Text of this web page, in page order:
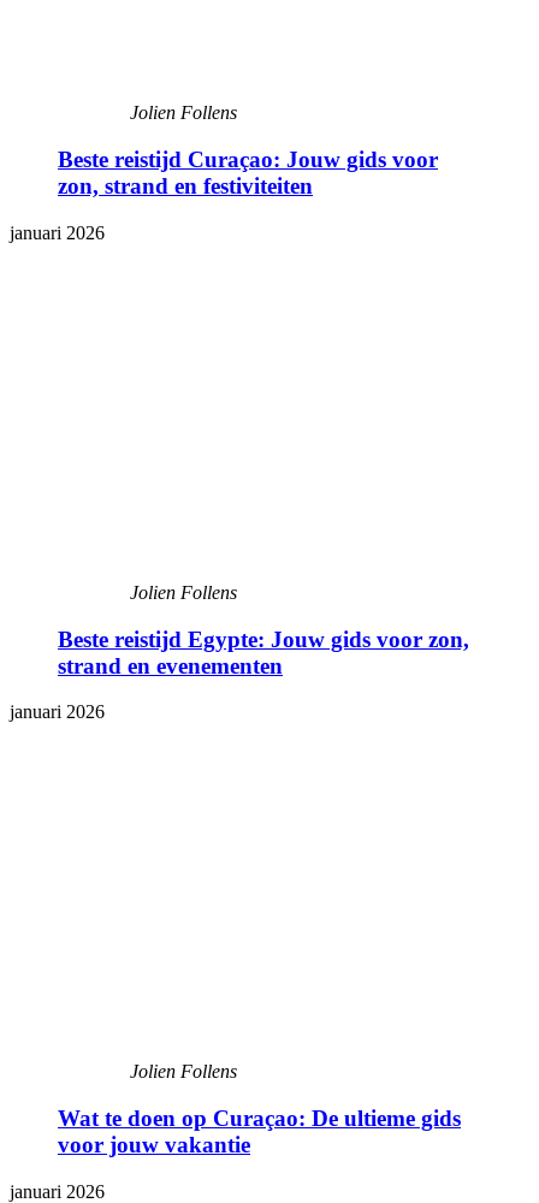
Jolien Follens
Beste reistijd Curaçao: Jouw gids voor
zon, strand en festiviteiten
januari 2026
Jolien Follens
Beste reistijd Egypte: Jouw gids voor zon,
strand en evenementen
januari 2026
Jolien Follens
Wat te doen op Curaçao: De ultieme gids
voor jouw vakantie
januari 2026